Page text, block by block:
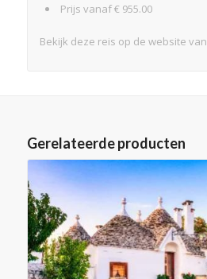
Prijs vanaf € 955.00
Bekijk deze reis op de website van
Gerelateerde producten